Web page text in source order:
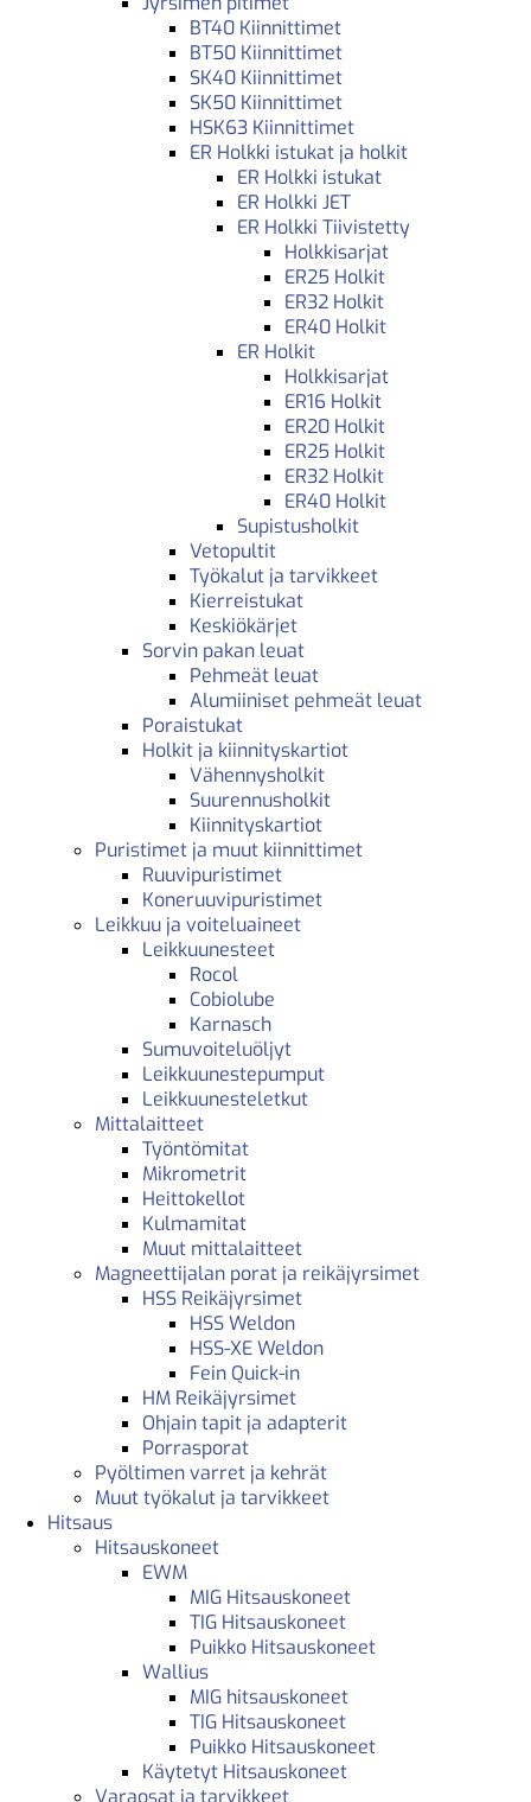
BT40 Kiinnittimet
BT50 Kiinnittimet
SK40 Kiinnittimet
SK50 Kiinnittimet
HSK63 Kiinnittimet
ER Holkki istukat ja holkit
ER Holkki istukat
ER Holkki JET
ER Holkki Tiivistetty
Holkkisarjat
ER25 Holkit
ER32 Holkit
ER40 Holkit
ER Holkit
Holkkisarjat
ER16 Holkit
ER20 Holkit
ER25 Holkit
ER32 Holkit
ER40 Holkit
Supistusholkit
Vetopultit
Työkalut ja tarvikkeet
Kierreistukat
Keskiökärjet
Sorvin pakan leuat
Pehmeät leuat
Alumiiniset pehmeät leuat
Poraistukat
Holkit ja kiinnityskartiot
Vähennysholkit
Suurennusholkit
Kiinnityskartiot
Puristimet ja muut kiinnittimet
Ruuvipuristimet
Koneruuvipuristimet
Leikkuu ja voiteluaineet
Leikkuunesteet
Rocol
Cobiolube
Karnasch
Sumuvoiteluöljyt
Leikkuunestepumput
Leikkuunesteletkut
Mittalaitteet
Työntömitat
Mikrometrit
Heittokellot
Kulmamitat
Muut mittalaitteet
Magneettijalan porat ja reikäjyrsimet
HSS Reikäjyrsimet
HSS Weldon
HSS-XE Weldon
Fein Quick-in
HM Reikäjyrsimet
Ohjain tapit ja adapterit
Porrasporat
Pyöltimen varret ja kehrät
Muut työkalut ja tarvikkeet
Hitsaus
Hitsauskoneet
EWM
MIG Hitsauskoneet
TIG Hitsauskoneet
Puikko Hitsauskoneet
Wallius
MIG hitsauskoneet
TIG Hitsauskoneet
Puikko Hitsauskoneet
Käytetyt Hitsauskoneet
Varaosat ja tarvikkeet